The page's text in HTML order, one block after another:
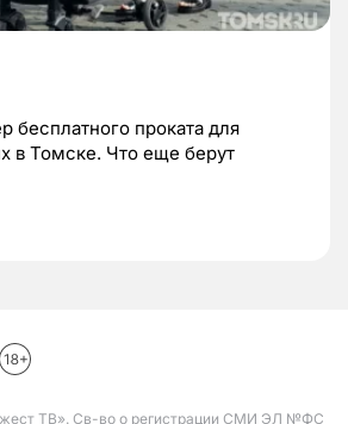
бесплатного проката для
в Томске. Что еще берут
ТВ». Св-во о регистрации СМИ ЭЛ №ФС